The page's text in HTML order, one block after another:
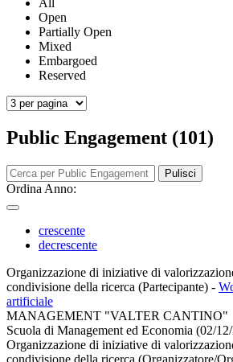
All
Open
Partially Open
Mixed
Embargoed
Reserved
Public Engagement (101)
Pulisci
Ordina Anno:
crescente
decrescente
Organizzazione di iniziative di
condivisione della ricerca (Partecipante) -
artificiale
MANAGEMENT "VALTER CANTINO"
Scuola di Management ed Economia (02/
Organizzazione di iniziative di
condivisione della ricerca (Organizzatore/